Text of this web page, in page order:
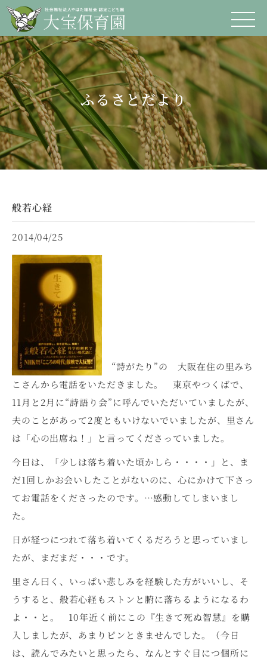
ふるさとだより
般若心経
2014/04/25
“詩がたり”の 大阪在住の里みち
こさんから電話をいただきました。 東京やつくばで、
11月と2月に“詩語り会”に呼んでいただいていましたが、
夫のことがあって2度ともいけないでいましたが、里さん
は「心の出席ね！」と言ってくださっていました。
今日は、「少しは落ち着いた頃かしら・・・・」と、ま
だ1回しかお会いしたことがないのに、心にかけて下さっ
てお電話をくださったのです。…感動してしまいまし
た。
日が経つにつれて落ち着いてくるだろうと思っていまし
たが、まだまだ・・・です。
里さん曰く、いっぱい悲しみを経験した方がいいし、そ
うすると、般若心経もストンと腑に落ちるようになるわ
よ・・と。 10年近く前にこの『生きて死ぬ智慧』を購
入しましたが、あまりピンときませんでした。（今日
は、読んでみたいと思ったら、なんとすぐ目につ個所に